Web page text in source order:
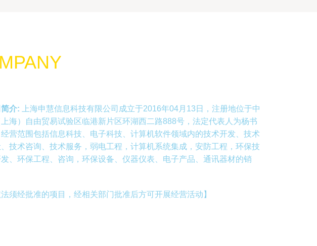
介: 上海申慧信息科技有限公司成立于2016年04月13日，注册地位于中
上海）自由贸易试验区临港新片区环湖西二路888号，法定代表人为杨书
营范围包括信息科技、电子科技、计算机软件领域内的技术开发、技术
技术咨询、技术服务，弱电工程，计算机系统集成，安防工程，环保技
、环保工程、咨询，环保设备、仪器仪表、电子产品、通讯器材的销
法须经批准的项目，经相关部门批准后方可开展经营活动】